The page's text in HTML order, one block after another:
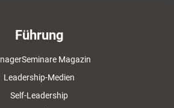
Führung
Magazin
Leadership-Medien
Self-Leadership